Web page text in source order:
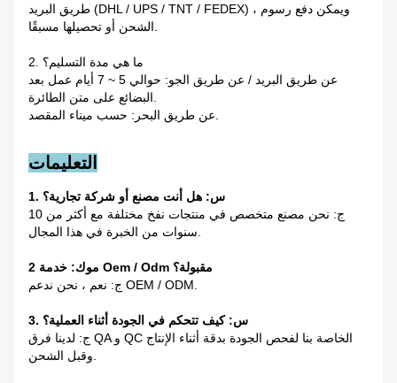
طريق البريد (DHL / UPS / TNT / FEDEX) ، ويمكن دفع رسوم
الشحن أو تحصيلها مسبقًا.
2. ما هي مدة التسليم؟
عن طريق البريد / عن طريق الجو: حوالي 5 ~ 7 أيام عمل بعد
البضائع على متن الطائرة.
عن طريق البحر: حسب ميناء المقصد.
التعليمات
1. س: هل أنت مصنع أو شركة تجارية؟
ج: نحن مصنع متخصص في منتجات نفخ مختلفة مع أكثر من 10
سنوات من الخبرة في هذا المجال.
2 موك: خدمة Oem / Odm مقبولة؟
ج: نعم ، نحن ندعم OEM / ODM.
3. س: كيف تتحكم في الجودة أثناء العملية؟
ج: لدينا فرق QA و QC الخاصة بنا لفحص الجودة بدقة أثناء الإنتاج
وقبل الشحن.